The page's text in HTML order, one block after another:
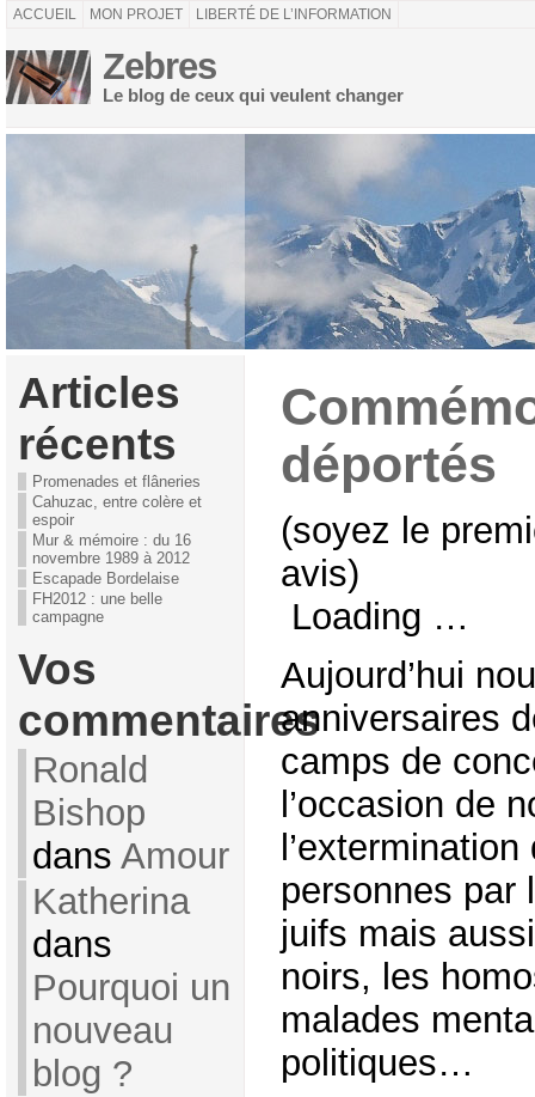
ACCUEIL MON PROJET LIBERTÉ DE L’INFORMATION
Zebres
Le blog de ceux qui veulent changer
Articles
récents
Promenades et flâneries
Cahuzac, entre colère et
espoir
Mur & mémoire : du 16
novembre 1989 à 2012
Escapade Bordelaise
FH2012 : une belle
campagne
Vos
commentaires
Ronald
Bishop
dans Amour
Katherina
dans
Pourquoi un
nouveau
blog ?
déportés
(soyez le
avis)
Loading …
Aujourd’hui
anniversaires
camps de
l’occasion de
personnes par
juifs mais
noirs, les
malades
politiques…